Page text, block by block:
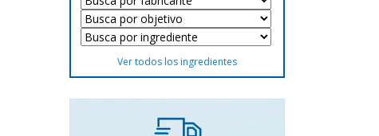
Ver todos los ingredientes